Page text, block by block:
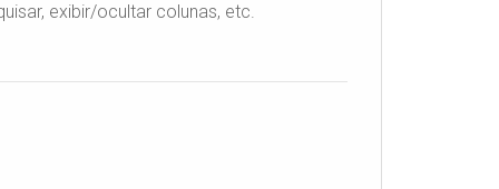
exibir/ocultar colunas, etc.